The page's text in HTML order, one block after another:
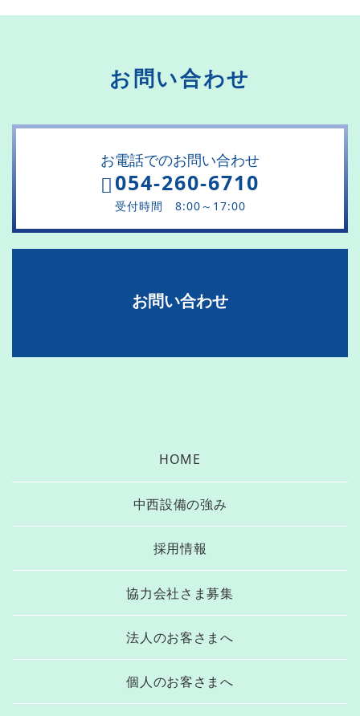
お問い合わせ
お電話でのお問い合わせ
054-260-6710
受付時間 8:00～17:00
お問い合わせ
HOME
中西設備の強み
採用情報
協力会社さま募集
法人のお客さまへ
個人のお客さまへ